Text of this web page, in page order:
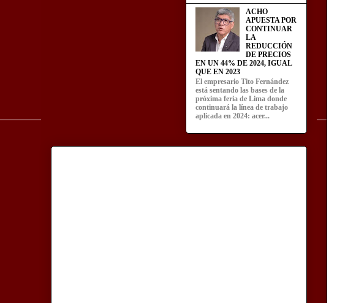
ACHO
APUESTA POR
CONTINUAR
LA
REDUCCIÓN
DE PRECIOS
EN UN 44% DE 2024, IGUAL
QUE EN 2023
El empresario Tito Fernández
está sentando las bases de la
próxima feria de Lima donde
continuará la línea de trabajo
aplicada en 2024: acer...